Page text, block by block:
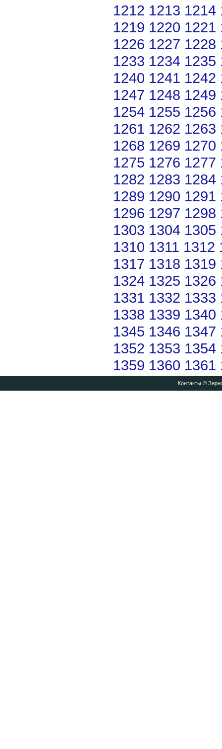
1212 1213 1214
1219 1220 1221
1226 1227 1228
1233 1234 1235
1240 1241 1242
1247 1248 1249
1254 1255 1256
1261 1262 1263
1268 1269 1270
1275 1276 1277
1282 1283 1284
1289 1290 1291
1296 1297 1298
1303 1304 1305
1310 1311 1312
1317 1318 1319
1324 1325 1326
1331 1332 1333
1338 1339 1340
1345 1346 1347
1352 1353 1354
1359 1360 1361
Контакты©